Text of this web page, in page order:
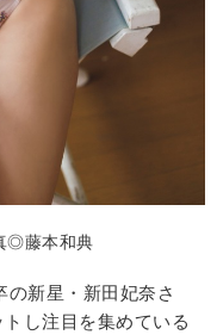
◎藤本和典
新星・新田妃奈さ
し注目を集めている